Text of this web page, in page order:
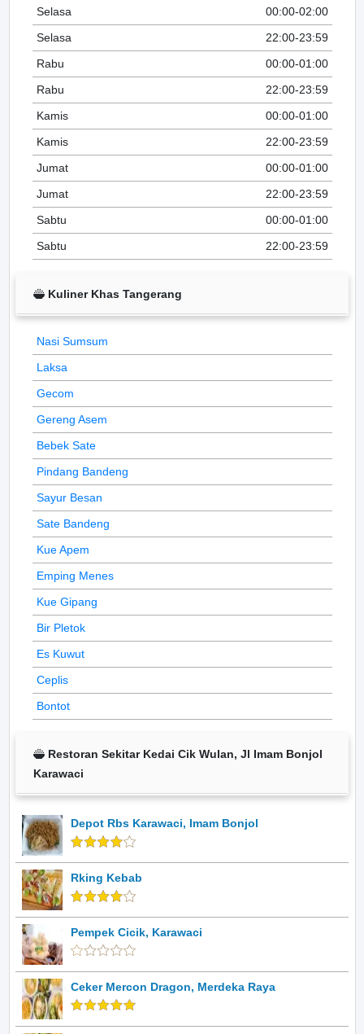
Selasa
00:00-02:00
Selasa
22:00-23:59
Rabu
00:00-01:00
Rabu
22:00-23:59
Kamis
00:00-01:00
Kamis
22:00-23:59
Jumat
00:00-01:00
Jumat
22:00-23:59
Sabtu
00:00-01:00
Sabtu
22:00-23:59
Kuliner Khas Tangerang
Nasi Sumsum
Laksa
Gecom
Gereng Asem
Bebek Sate
Pindang Bandeng
Sayur Besan
Sate Bandeng
Kue Apem
Emping Menes
Kue Gipang
Bir Pletok
Es Kuwut
Ceplis
Bontot
Restoran Sekitar Kedai Cik Wulan, Jl Imam Bonjol
Karawaci
Depot Rbs Karawaci, Imam Bonjol
Rking Kebab
Pempek Cicik, Karawaci
Ceker Mercon Dragon, Merdeka Raya